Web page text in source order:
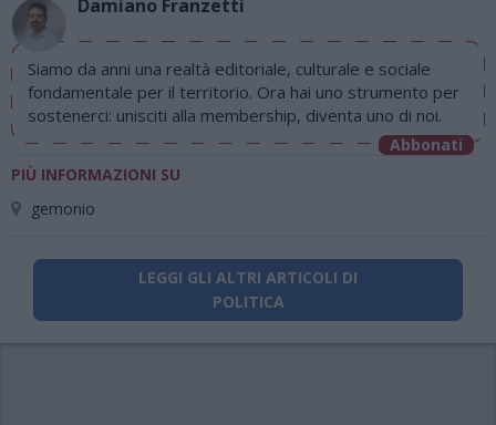
Damiano Franzetti
Siamo da anni una realtà editoriale, culturale e sociale
fondamentale per il territorio. Ora hai uno strumento per
sostenerci: unisciti alla membership, diventa uno di noi.
Abbonati
PIÙ INFORMAZIONI SU
gemonio
LEGGI GLI ALTRI ARTICOLI DI
POLITICA